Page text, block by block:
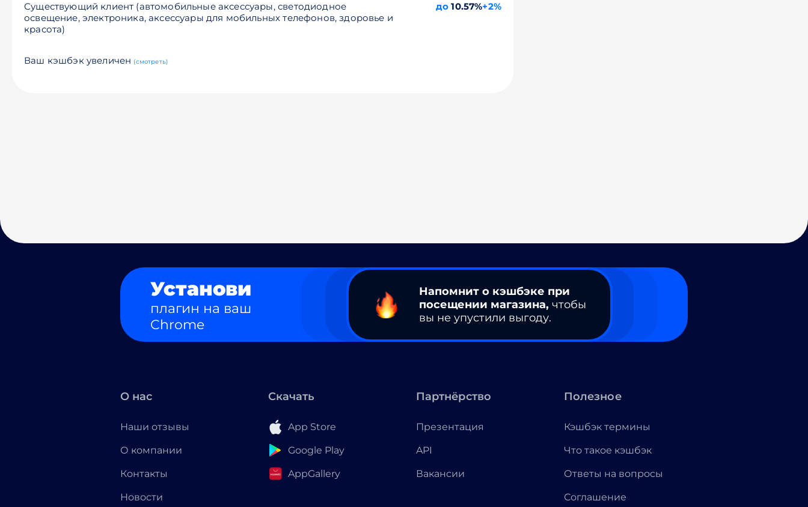
Существующий клиент (автомобильные аксессуары, светодиодное
освещение, электроника, аксессуары для мобильных телефонов, здоровье и
красота)
до 10.57%+2%
Ваш кэшбэк увеличен (смотреть)
Установи
плагин на ваш
Chrome
Напомнит о кэшбэке при
посещении магазина, чтобы
вы не упустили выгоду.
О нас
Наши отзывы
О компании
Контакты
Новости
Скачать
App Store
Google Play
AppGallery
Партнёрство
Презентация
API
Вакансии
Полезное
Кэшбэк термины
Что такое кэшбэк
Ответы на вопросы
Соглашение